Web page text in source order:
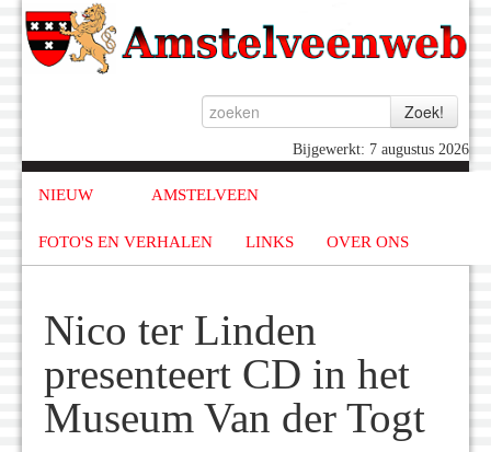
Bijgewerkt: 7 augustus 2026
NIEUW AMSTELVEEN
FOTO'S EN VERHALEN LINKS OVER ONS
Nico ter Linden
presenteert CD in het
Museum Van der Togt